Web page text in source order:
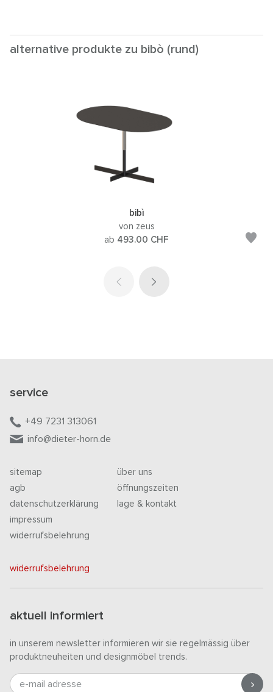
alternative produkte zu bibò (rund)
bibì
von zeus
ab 493.00 CHF
service
+49 7231 313061
info@dieter-horn.de
sitemap
agb
datenschutzerklärung
impressum
widerrufsbelehrung
über uns
öffnungszeiten
lage & kontakt
widerrufsbelehrung
aktuell informiert
in unserem newsletter informieren wir sie regelmässig über
produktneuheiten und designmöbel trends.
e-mail adresse